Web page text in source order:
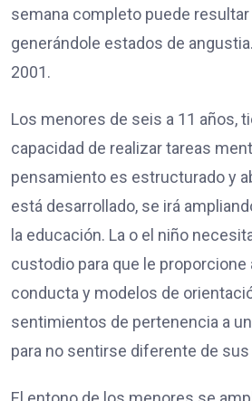
semana completo puede
generándole estados de
2001.
Los menores de seis a 11 años,
capacidad de realizar tareas
pensamiento es estructurado y
está desarrollado, se irá
la educación. La o el niño
custodio para que le
conducta y modelos de
sentimientos de pertenencia a
para no sentirse diferente de sus